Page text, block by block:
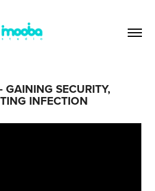
SECURITY,
INFECTION